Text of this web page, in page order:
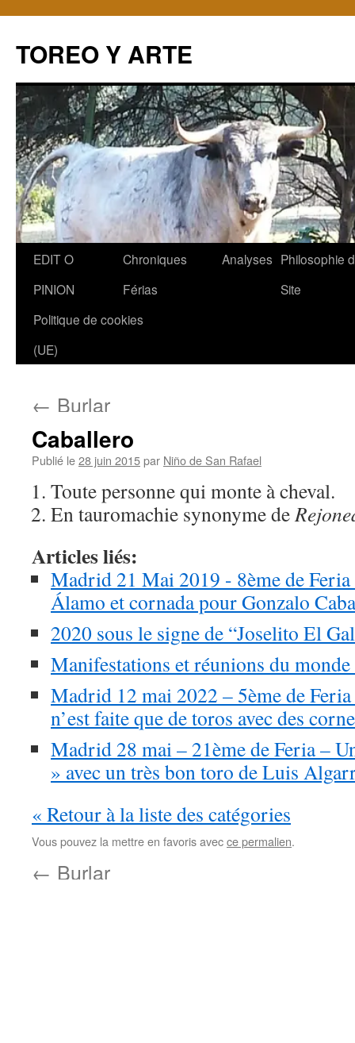
TOREO Y ARTE
Aller
contenu
EDIT O
PINION
Chroniques
Férias
Analyses Philosophie
Site
Politique de cookies
(UE)
← Burlar
Caballero
Publié le28 juin 2015par Niño de San Rafael
Toute personne qui monte à cheval.
En tauromachie synonyme de
Articles liés:
Madrid 21 Mai 2019 - 8ème de
Álamo et cornada pour Gonzalo
2020 sous le signe de “Joselito El
Manifestations et réunions du
Madrid 12 mai 2022 – 5ème de
n’est faite que de toros avec des
Madrid 28 mai – 21ème de Feria –
» avec un très bon toro de Luis
« Retour à la liste des catégories
Vous pouvez la mettre en favoris avecce permalien.
← Burlar